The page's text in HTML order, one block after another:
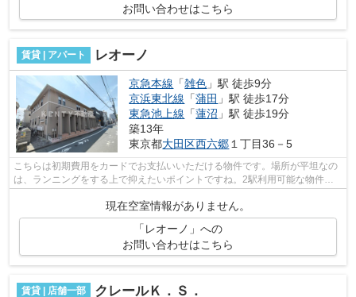
お問い合わせはこちら
賃貸 | アパート レオーノ
京急本線 「雑色 」駅 徒歩9分
京浜東北線 「蒲田 」駅 徒歩17分
東急池上線 「蓮沼 」駅 徒歩19分
築13年
東京都大田区西六郷 １丁目36－5
こちらは初期費用をカードでお支払いいただける物件です。場所が平坦なの
は、ランニングをする上で抑えたいポイントですね。2駅利用可能な物件な
ので交通の利便性が良いのが魅力です。...
現在空室情報がありません。
「レオーノ」への
お問い合わせはこちら
賃貸 | 店舗一部 クレールＫ．Ｓ．